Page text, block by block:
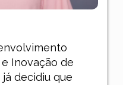
Inovação de
decidiu que